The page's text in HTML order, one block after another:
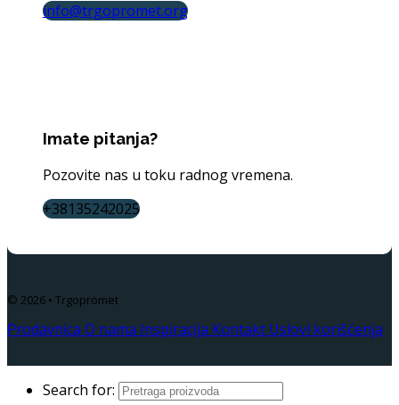
info@trgopromet.org
Imate pitanja?
Pozovite nas u toku radnog vremena.
+38135242025
© 2026 • Trgopromet
Prodavnica O nama Inspiracija Kontakt Uslovi korišćenja
Search for: